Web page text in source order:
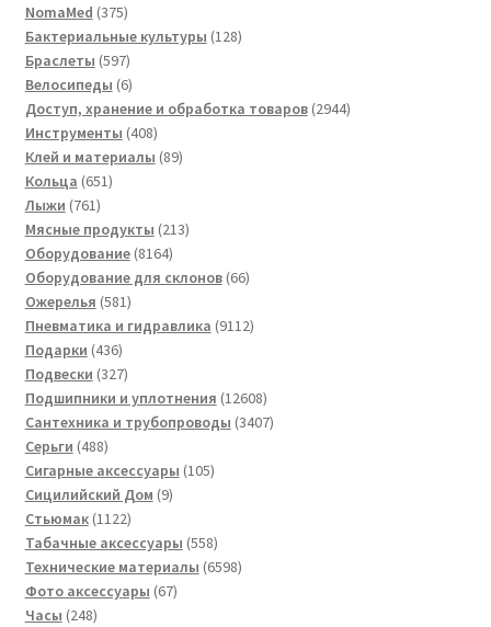
NomaMed 375375
товаров
Бактериальные культуры 128128
Браслеты 597597
товаров
Велосипеды 66
товаров
Доступ, хранение и обработка товаров 29442944
Инструменты 408408
товаров
Клей и материалы 8989
Кольца 651651
Лыжи 761761
товар
Мясные продукты 213213
Оборудование 81648164
товара
Оборудование для склонов 6666
Ожерелья 581581
товар
Пневматика и гидравлика 91129112
Подарки 436436
товаров
Подвески 327327
товаров
Подшипники и уплотнения 1260812608
товаров
Сантехника и трубопроводы 34073407
Серьги 488488
товаров
Сигарные аксессуары 105105
Сицилийский Дом 99
Стьюмак 11221122
товара
Табачные аксессуары 558558
товаров
Технические материалы 65986598
Фото аксессуары 6767
Часы 248248